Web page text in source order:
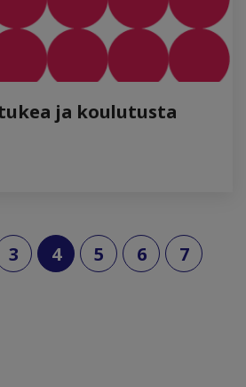
ja koulutusta
3 4(current)
5 6
7